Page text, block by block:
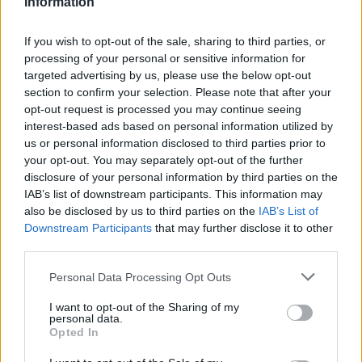
If you wish to opt-out of the sale, sharing to third parties, or
processing of your personal or sensitive information for
targeted advertising by us, please use the below opt-out
section to confirm your selection. Please note that after your
opt-out request is processed you may continue seeing
interest-based ads based on personal information utilized by
us or personal information disclosed to third parties prior to
your opt-out. You may separately opt-out of the further
disclosure of your personal information by third parties on the
IAB’s list of downstream participants. This information may
also be disclosed by us to third parties on the IAB’s List of
Downstream Participants that may further disclose it to other
Please note that this website/app uses one or more Google
not limited to your visit or usage behaviour. You may click to
grant or deny consent to Google and its third-party tags to
use your data for below specified purposes in below Google
consent section.
Personal Data Processing Opt Outs
I want to opt-out of the Sharing of my
personal data.
Opted In
Címkék: Eger,róka
Több helyen is rókát láttak Egerben az
utóbbi napokban
Az utóbbi napokban több egri lakos is jelezte, hogy rókát látott a
város különböző pontjain – köztük lakóövezetekben és parkok
közelében is. A beszámolók szerint a vadállatok főként a kora
reggeli és esti órákban bukkantak fel, legutóbb az Vörösmarty út,
Buszpályaudvar, a Vécsey-völgy,Almagyarés a Maklári utca
környékén.
fiatal rókák gyakrabban merészkednek be a településekre élelem
is könnyen találnak táplálékot – hulladékot, madarakat, rágcsálókat.
indexkép:Kerülje el Egert az elkerülő út!